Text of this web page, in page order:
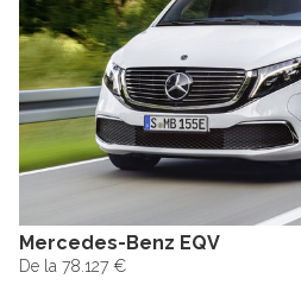
Mercedes-Benz EQV
De la 78.127 €